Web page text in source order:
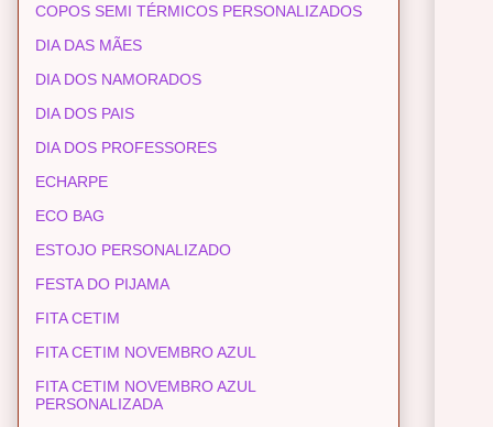
COPOS SEMI TÉRMICOS PERSONALIZADOS
DIA DAS MÃES
DIA DOS NAMORADOS
DIA DOS PAIS
DIA DOS PROFESSORES
ECHARPE
ECO BAG
ESTOJO PERSONALIZADO
FESTA DO PIJAMA
FITA CETIM
FITA CETIM NOVEMBRO AZUL
FITA CETIM NOVEMBRO AZUL
PERSONALIZADA